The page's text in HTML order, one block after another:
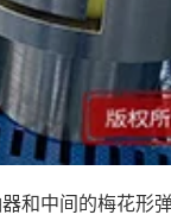
和中间的梅花形